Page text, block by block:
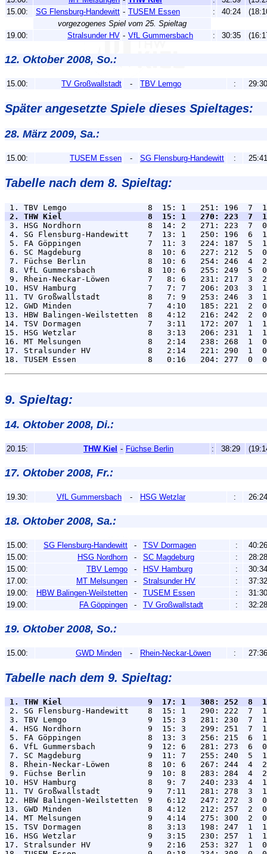
15.00:
SG Flensburg-Handewitt - TUSEM Essen : 40:24
vorgezogenes Spiel vom 25. Spieltag
19.00:
Stralsunder HV - VfL Gummersbach : 30:35
12. Oktober 2008, So.:
15.00: TV Großwallstadt - TBV Lemgo : 29:30
Später angesetzte Spiele dieses Spieltages:
28. März 2009, Sa.:
15.00: TUSEM Essen - SG Flensburg-Handewitt : 25:41
Tabelle nach dem 8. Spieltag:
2. THW Kiel                  8  15: 1   270: 223  7
3. HSG Nordhorn              8  14: 2   271: 223  7
4. SG Flensburg-Handewitt    7  13: 1   250: 196  6
5. FA Göppingen              7  11: 3   224: 187  5
6. SC Magdeburg              8  10: 6   227: 212  5
7. Füchse Berlin             8  10: 6   254: 246  4
8. VfL Gummersbach           8  10: 6   255: 249  5
9. Rhein-Neckar-Löwen        7   8: 6   231: 217  3
10. HSV Hamburg               7   7: 7   206: 203  3
11. TV Großwallstadt          8   7: 9   253: 246  3
12. GWD Minden                7   4:10   185: 221  2
13. HBW Balingen-Weilstetten  8   4:12   216: 242  2
14. TSV Dormagen              7   3:11   172: 207  1
15. HSG Wetzlar               8   3:13   206: 231  1
16. MT Melsungen              8   2:14   238: 268  1
17. Stralsunder HV            8   2:14   221: 290  1
9. Spieltag:
14. Oktober 2008, Di.:
20.15: THW Kiel - Füchse Berlin : 38:29
17. Oktober 2008, Fr.:
19.30: VfL Gummersbach - HSG Wetzlar : 26:24
18. Oktober 2008, Sa.:
15.00: SG Flensburg-Handewitt - TSV Dormagen :
40:26
15.00:
HSG Nordhorn - SC Magdeburg :
28:28
15.00:
TBV Lemgo - HSV Hamburg :
30:34
17.00:
MT Melsungen - Stralsunder HV :
37:32
19.00:
HBW Balingen-Weilstetten - TUSEM Essen :
31:30
19.00:
FA Göppingen - TV Großwallstadt : 32:28
19. Oktober 2008, So.:
15.00: GWD Minden - Rhein-Neckar-Löwen : 27:36
Tabelle nach dem 9. Spieltag:
1. THW Kiel                  9  17: 1   308: 252  8
2. SG Flensburg-Handewitt    8  15: 1   290: 222  7
3. TBV Lemgo                 9  15: 3   281: 230  7
4. HSG Nordhorn              9  15: 3   299: 251  7
5. FA Göppingen              8  13: 3   256: 215  6
6. VfL Gummersbach           9  12: 6   281: 273  6
7. SC Magdeburg              9  11: 7   255: 240  5
8. Rhein-Neckar-Löwen        8  10: 6   267: 244  4
9. Füchse Berlin             9  10: 8   283: 284  4
10. HSV Hamburg               8   9: 7   240: 233  4
11. TV Großwallstadt          9   7:11   281: 278  3
12. HBW Balingen-Weilstetten  9   6:12   247: 272  3
13. GWD Minden                8   4:12   212: 257  2
14. MT Melsungen              9   4:14   275: 300  2
15. TSV Dormagen              8   3:13   198: 247  1
16. HSG Wetzlar               9   3:15   230: 257  1
17. Stralsunder HV            9   2:16   253: 327  1